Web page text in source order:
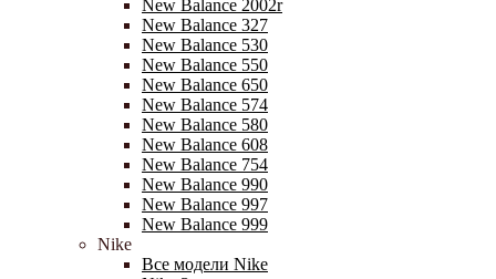
New Balance 2002r
New Balance 327
New Balance 530
New Balance 550
New Balance 650
New Balance 574
New Balance 580
New Balance 608
New Balance 754
New Balance 990
New Balance 997
New Balance 999
Nike
Все модели Nike